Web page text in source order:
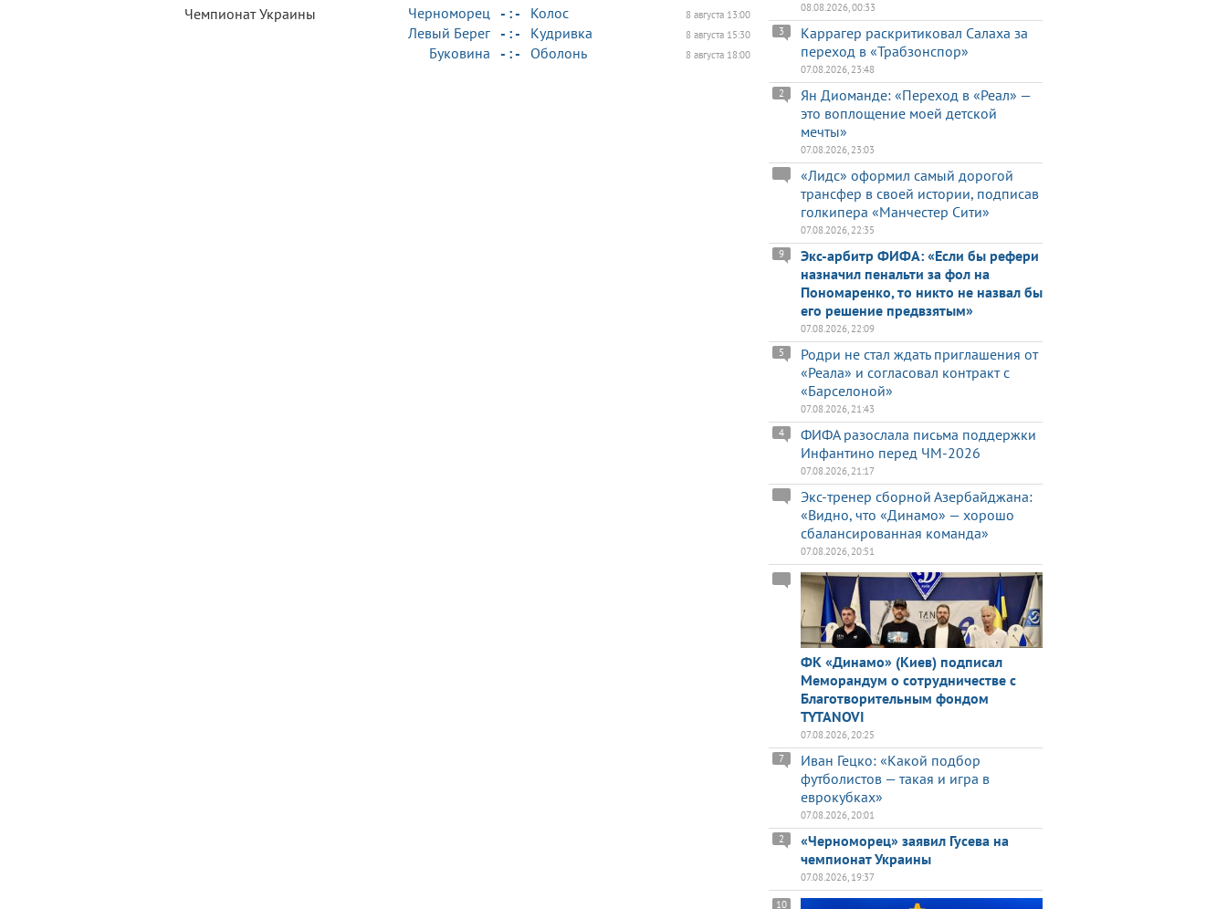
Чемпионат Украины Черноморец Колос
- : - 8 августа 13:00
Левый Берег Кудривка
- : - 8 августа 15:30
Буковина Оболонь
- : - 8 августа 18:00
08.08.2026, 00:33
Каррагер раскритиковал Салаха за
переход в «Трабзонспор»
3
07.08.2026, 23:48
Ян Диоманде: «Переход в «Реал» —
это воплощение моей детской
мечты»
2
07.08.2026, 23:03
«Лидс» оформил самый дорогой
трансфер в своей истории, подписав
голкипера «Манчестер Сити»
07.08.2026, 22:35
Экс-арбитр ФИФА: «Если бы рефери
назначил пенальти за фол на
Пономаренко, то никто не назвал бы
его решение предвзятым»
9
07.08.2026, 22:09
Родри не стал ждать приглашения от
«Реала» и согласовал контракт с
«Барселоной»
5
07.08.2026, 21:43
ФИФА разослала письма поддержки
Инфантино перед ЧМ-2026
4
07.08.2026, 21:17
Экс-тренер сборной Азербайджана:
«Видно, что «Динамо» — хорошо
сбалансированная команда»
07.08.2026, 20:51
ФК «Динамо» (Киев) подписал
Меморандум о сотрудничестве с
Благотворительным фондом
TYTANOVI
07.08.2026, 20:25
Иван Гецко: «Какой подбор
футболистов — такая и игра в
еврокубках»
7
07.08.2026, 20:01
«Черноморец» заявил Гусева на
чемпионат Украины
2
07.08.2026, 19:37
10